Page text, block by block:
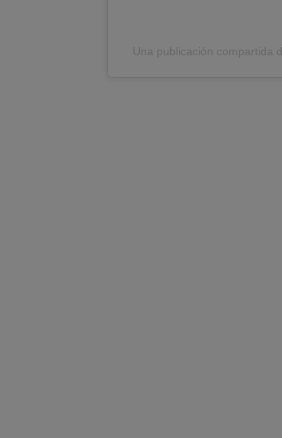
Una publicación compartida